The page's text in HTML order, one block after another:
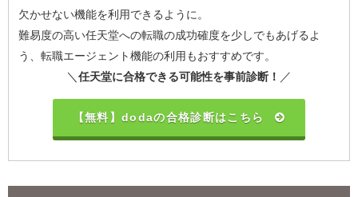
欠かせない機能を利用できるように。
難易度の高い任天堂への転職の成功確度を少しでもあげるよ
う、転職エージェント機能の利用もおすすめです。
＼ 任天堂に合格できる可能性を事前診断！ ／
【無料】dodaの合格診断はこちら